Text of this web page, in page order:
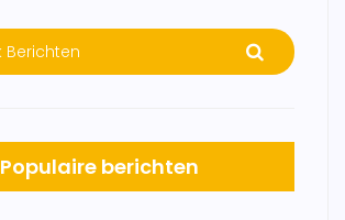
Populaire berichten